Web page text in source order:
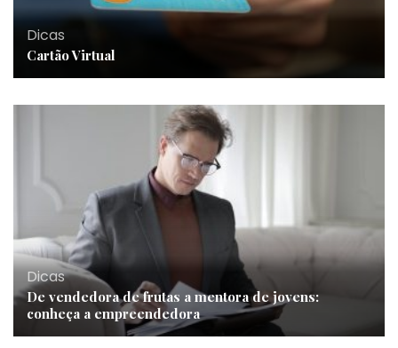
Dicas
Cartão Virtual
Dicas
De vendedora de frutas a mentora de jovens:
conheça a empreendedora